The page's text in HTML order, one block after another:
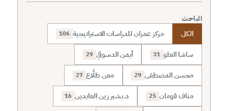
الباحث
الكل مركز عمران للدراسات الاستراتيجية 106
ساشا العلو 31 أيمن الدسوقي 29
محسن المصطفى 29 معن طلَّاع 27
مناف قومان 25 د.بشير زين العابدين 16